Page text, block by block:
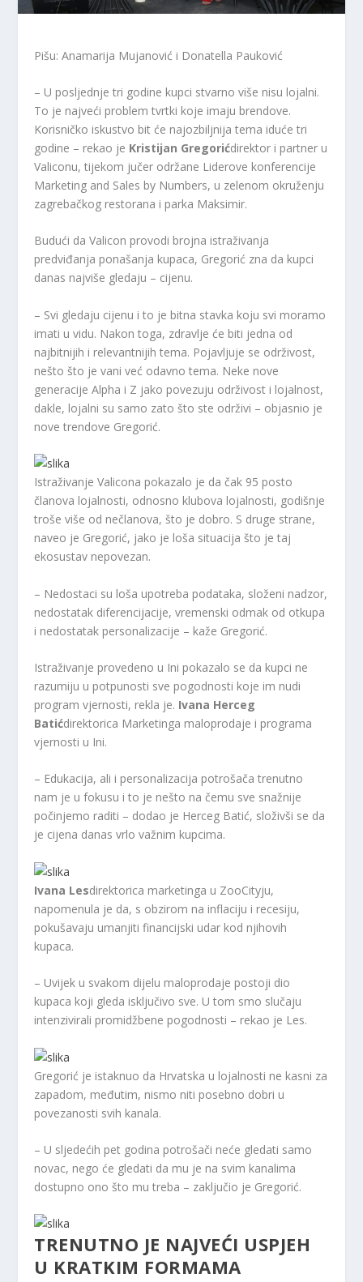
Pišu: Anamarija Mujanović i Donatella Pauković
– U posljednje tri godine kupci stvarno više nisu lojalni.
To je najveći problem tvrtki koje imaju brendove.
Korisničko iskustvo bit će najozbiljnija tema iduće tri
godine – rekao je Kristijan Gregorićdirektor i partner u
Valiconu, tijekom jučer održane Liderove konferencije
Marketing and Sales by Numbers, u zelenom okruženju
zagrebačkog restorana i parka Maksimir.
Budući da Valicon provodi brojna istraživanja
predviđanja ponašanja kupaca, Gregorić zna da kupci
danas najviše gledaju – cijenu.
– Svi gledaju cijenu i to je bitna stavka koju svi moramo
imati u vidu. Nakon toga, zdravlje će biti jedna od
najbitnijih i relevantnijih tema. Pojavljuje se održivost,
nešto što je vani već odavno tema. Neke nove
generacije Alpha i Z jako povezuju održivost i lojalnost,
dakle, lojalni su samo zato što ste održivi – objasnio je
nove trendove Gregorić.
Istraživanje Valicona pokazalo je da čak 95 posto
članova lojalnosti, odnosno klubova lojalnosti, godišnje
troše više od nečlanova, što je dobro. S druge strane,
naveo je Gregorić, jako je loša situacija što je taj
ekosustav nepovezan.
– Nedostaci su loša upotreba podataka, složeni nadzor,
nedostatak diferencijacije, vremenski odmak od otkupa
i nedostatak personalizacije – kaže Gregorić.
Istraživanje provedeno u Ini pokazalo se da kupci ne
razumiju u potpunosti sve pogodnosti koje im nudi
program vjernosti, rekla je. Ivana Herceg
Batićdirektorica Marketinga maloprodaje i programa
vjernosti u Ini.
– Edukacija, ali i personalizacija potrošača trenutno
nam je u fokusu i to je nešto na čemu sve snažnije
počinjemo raditi – dodao je Herceg Batić, složivši se da
je cijena danas vrlo važnim kupcima.
Ivana Lesdirektorica marketinga u ZooCityju,
napomenula je da, s obzirom na inflaciju i recesiju,
pokušavaju umanjiti financijski udar kod njihovih
kupaca.
– Uvijek u svakom dijelu maloprodaje postoji dio
kupaca koji gleda isključivo sve. U tom smo slučaju
intenzivirali promidžbene pogodnosti – rekao je Les.
Gregorić je istaknuo da Hrvatska u lojalnosti ne kasni za
zapadom, međutim, nismo niti posebno dobri u
povezanosti svih kanala.
– U sljedećih pet godina potrošači neće gledati samo
novac, nego će gledati da mu je na svim kanalima
dostupno ono što mu treba – zaključio je Gregorić.
TRENUTNO JE NAJVEĆI USPJEH
U KRATKIM FORMAMA